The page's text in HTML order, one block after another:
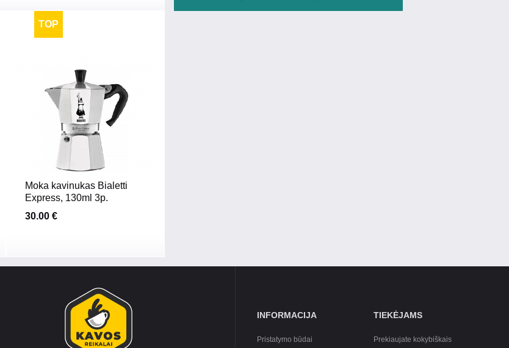
TOP
Moka kavinukas Bialetti
Express, 130ml 3p.
30.00 €
INFORMACIJA
Pristatymo būdai
TIEKĖJAMS
Prekiaujate kokybiškais